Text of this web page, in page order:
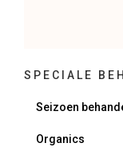
SPECIALE
Seizoen
Organics